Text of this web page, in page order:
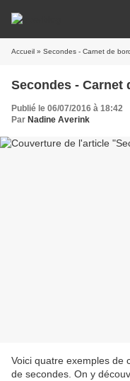
Accueil » Secondes - Carnet de
Secondes - Carnet
Publié le 06/07/2016 à 18:42
Par Nadine Averink
Voici quatre exemples de
de secondes. On y